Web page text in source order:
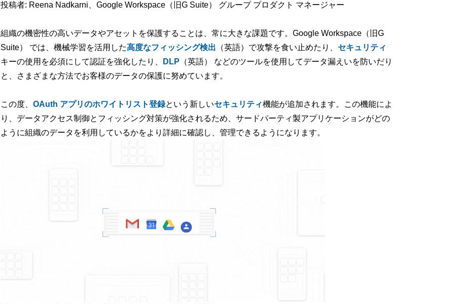
投稿者: Reena Nadkarni、Google Workspace（旧G Suite） グループ プロダクト マネージャー
組織の機密性の高いデータやアセットを保護することは、常に大きな課題です。Google Workspace（旧G
Suite） では、機械学習を活用した高度なフィッシング検出 （英語）で攻撃を食い止めたり、 セキュリティ
キーの使用を必須にして認証を強化したり、
DLP （英語） などのツールを使用してデータ漏えいを防いだり
と、さまざまな方法でお客様のデータの保護に努めています。
この度、 OAuth アプリのホワイトリスト登録という新しいセキュリティ機能が追加されます。この機能によ
り、データアクセス制御とフィッシング対策が強化されるため、サードパーティ製アプリケーションがどの
ように組織のデータを利用しているかをより詳細に確認し、管理できるようになります。